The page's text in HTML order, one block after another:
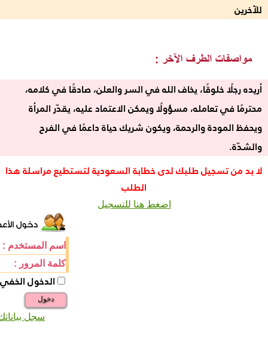
للآخرين
أريده رجلًا خلوقًا، يخاف الله في السر والعلن، صادقًا في كلامه،
محترمًا في تعامله، مسؤولًا ويمكن الاعتماد عليه، يقدّر المرأة
ويحفظ المودة والرحمة، ويكون شريك حياة داعمًا في الفرح
والشدّة.
لا بد من تسجيل طلبك لدى خطابة السعودية لتستطيع مراسلة هذا
الطلب
اضغط هنا للتسجيل
اسم المستخدم :
كلمة المرور :
الدخول الخفي
دخول
سجل